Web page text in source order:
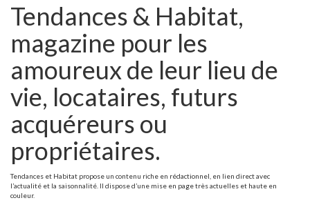
Tendances & Habitat,
magazine pour les
amoureux de leur lieu de
vie, locataires, futurs
acquéreurs ou
propriétaires.
Tendances et Habitat propose un contenu riche en rédactionnel, en lien direct avec
l’actualité et la saisonnalité. Il dispose d’une mise en page très actuelles et haute en
couleur.